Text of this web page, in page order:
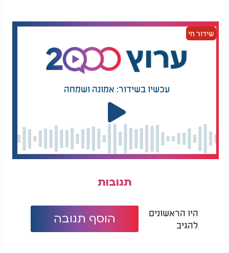
שידור חי
עכשיו בשידור: אמונה ושמחה
תגובות
היו הראשונים
להגיב
הוסף תגובה